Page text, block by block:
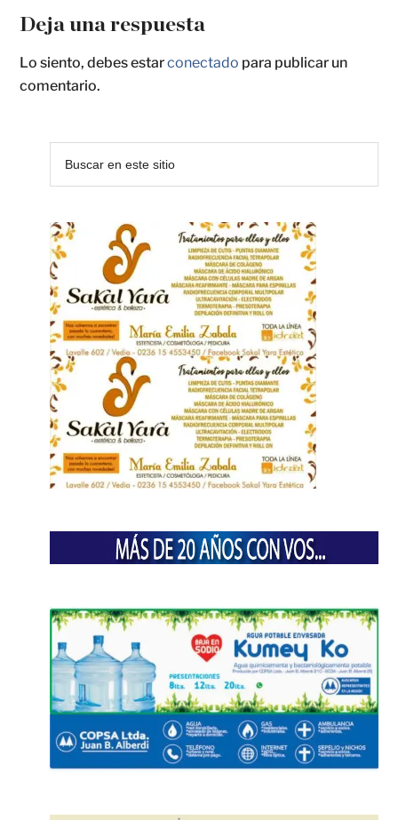
Deja una respuesta
Lo siento, debes estarconectado para publicar un
comentario.